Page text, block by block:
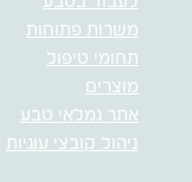
משרות פתוחות
תחומי טיפול
מוצרים
אתר גמלאי טבע
ניהול קובצי עוגיות